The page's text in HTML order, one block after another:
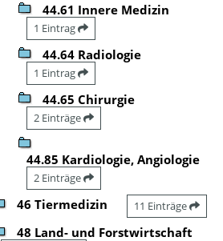
44.61 Innere Medizin
1 Eintrag
44.64 Radiologie
1 Eintrag
44.65 Chirurgie
2 Einträge
44.85 Kardiologie, Angiologie
2 Einträge
46 Tiermedizin 11 Einträge
48 Land- und Forstwirtschaft